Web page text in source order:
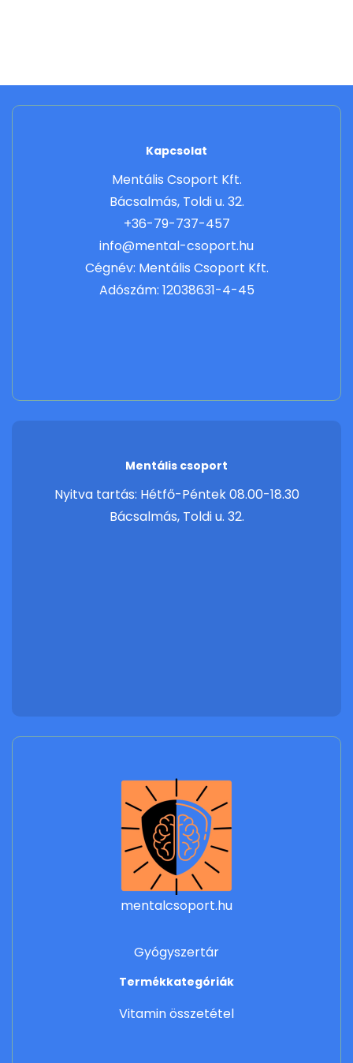
Kapcsolat
Mentális Csoport Kft.
Bácsalmás, Toldi u. 32.
+36-79-737-457
info@mental-csoport.hu
Cégnév: Mentális Csoport Kft.
Adószám: 12038631-4-45
Mentális csoport
Nyitva tartás: Hétfő-Péntek 08.00-18.30
Bácsalmás, Toldi u. 32.
mentalcsoport.hu
Gyógyszertár
Termékkategóriák
Vitamin összetétel